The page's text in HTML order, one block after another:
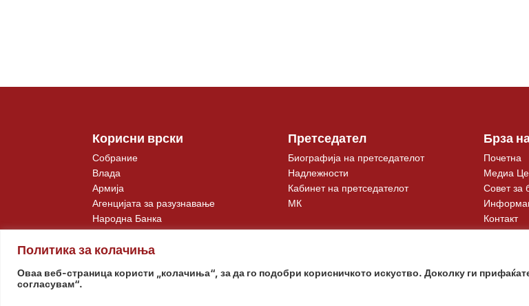
Политика за колачиња
Оваа веб-страница користи „колачиња“, за да го подобри корисничкото искуство. Доколку ги
согласувам“.
Корисни врски
Собрание
Влада
Армија
Агенцијата за разузнавање
Народна Банка
Претседател
Биографија на претседателот
Надлежности
Кабинет на претседателот
МК
Брза
Почетна
Медиа
Совет за
Контакт